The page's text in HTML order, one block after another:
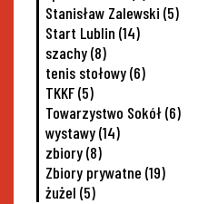
Stanisław Zalewski (5)
Start Lublin (14)
szachy(8)
tenis stołowy(6)
TKKF(5)
Towarzystwo Sokół(6)
wystawy(14)
zbiory(8)
Zbiory prywatne (19)
żużel (5)